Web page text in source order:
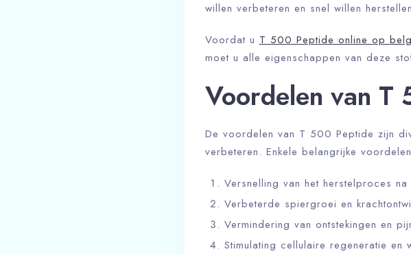
willen verbeteren en snel willen
Voordat uT 500 Peptide online op
moet u alle eigenschappen van deze
Voordelen van T
De voordelen van T 500 Peptide zijn
verbeteren. Enkele belangrijke
Versnelling van het herstelproces na
Verbeterde spiergroei en
Vermindering van ontstekingen en
Stimulating cellulaire regeneratie en